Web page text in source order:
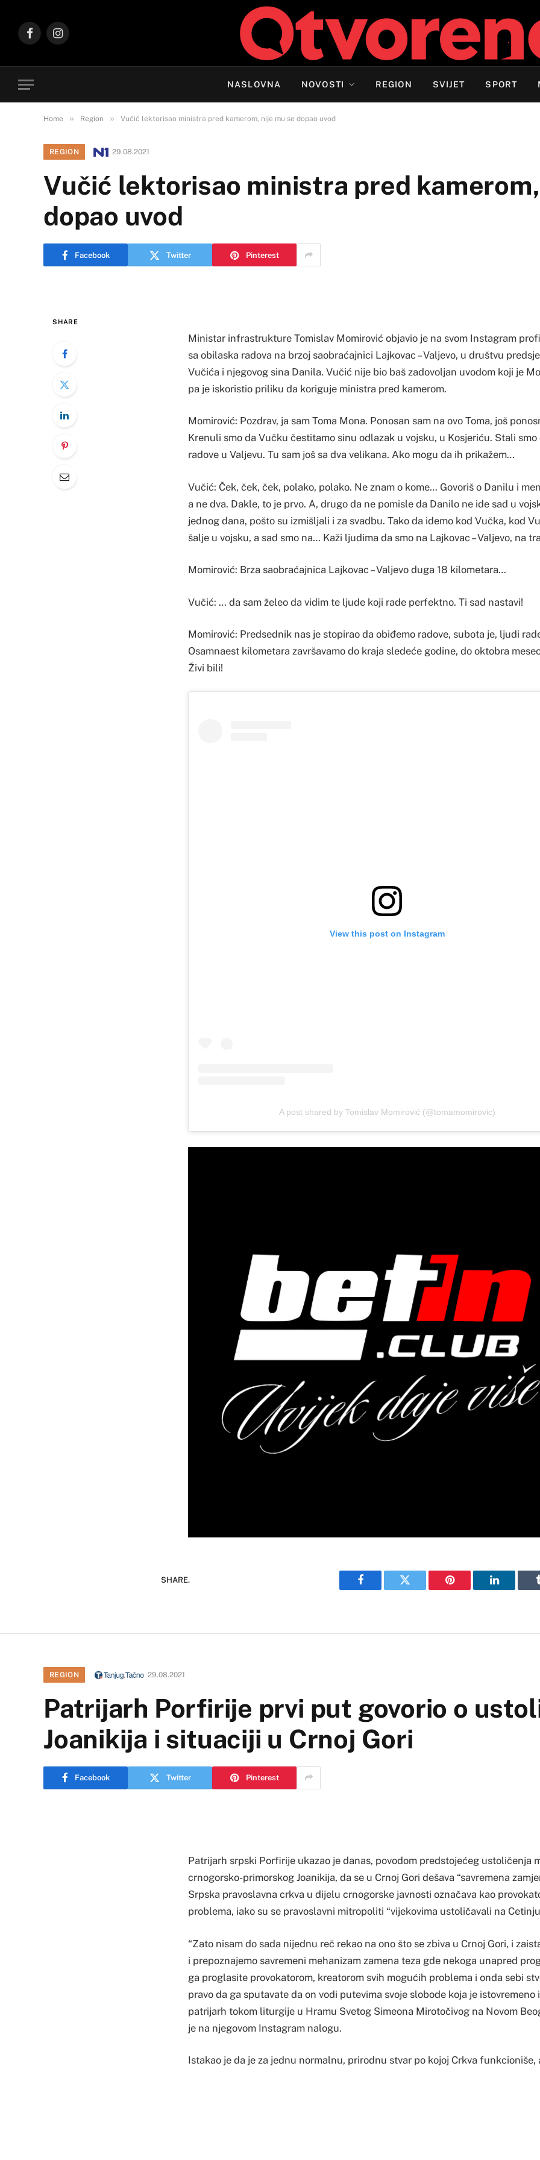
FacebookInstagram
NASLOVNA NOVOSTI REGION SVIJET SPORT
Home » Region » Vučić lektorisao ministra pred kamerom, nije mu se dopao uvod
REGION 29.08.2021
Vučić lektorisao ministra pred
dopao uvod
Facebook Twitter Pinterest
SHARE
Ministar infrastrukture Tomislav Momirović objavio je na svom Instagram
sa obilaska radova na brzoj saobraćajnici Lajkovac – Valjevo, u društvu
Vučića i njegovog sina Danila. Vučić nije bio baš zadovoljan uvodom koji je
pa je iskoristio priliku da koriguje ministra pred kamerom.
Momirović: Pozdrav, ja sam Toma Mona. Ponosan sam na ovo Toma, još
Krenuli smo da Vučku čestitamo sinu odlazak u vojsku, u Kosjeriću. Stali smo
radove u Valjevu. Tu sam još sa dva velikana. Ako mogu da ih prikažem…
Vučić: Ček, ček, ček, polako, polako. Ne znam o kome… Govoriš o Danilu i
a ne dva. Dakle, to je prvo. A, drugo da ne pomisle da Danilo ne ide sad u
jednog dana, pošto su izmišljali i za svadbu. Tako da idemo kod Vučka, kod
šalje u vojsku, a sad smo na… Kaži ljudima da smo na Lajkovac – Valjevo, na
Momirović: Brza saobraćajnica Lajkovac – Valjevo duga 18 kilometara…
Vučić: … da sam želeo da vidim te ljude koji rade perfektno. Ti sad nastavi!
Momirović: Predsednik nas je stopirao da obiđemo radove, subota je, ljudi
Osamnaest kilometara završavamo do kraja sledeće godine, do oktobra
Živi bili!
View this post on Instagram
A post shared by Tomislav Momirović (@tomamomirovic)
SHARE.
Facebook Twitter Pinterest LinkedIn
REGION 29.08.2021
Patrijarh Porfirije prvi put govorio o
Joanikija i situaciji u Crnoj Gori
Facebook Twitter Pinterest
Patrijarh srpski Porfirije ukazao je danas, povodom predstojećeg ustoličenja
crnogorsko-primorskog Joanikija, da se u Crnoj Gori dešava “savremena
Srpska pravoslavna crkva u dijelu crnogorske javnosti označava kao
problema, iako su se pravoslavni mitropoliti “vijekovima ustoličavali na
“Zato nisam do sada nijednu reč rekao na ono što se zbiva u Crnoj Gori, i
i prepoznajemo savremeni mehanizam zamena teza gde nekoga unapred
ga proglasite provokatorom, kreatorom svih mogućih problema i onda sebi
pravo da ga sputavate da on vodi putevima svoje slobode koja je istovremeno
patrijarh tokom liturgije u Hramu Svetog Simeona Mirotočivog na Novom
je na njegovom Instagram nalogu.
Istakao je da je za jednu normalnu, prirodnu stvar po kojoj Crkva funkcioniše,